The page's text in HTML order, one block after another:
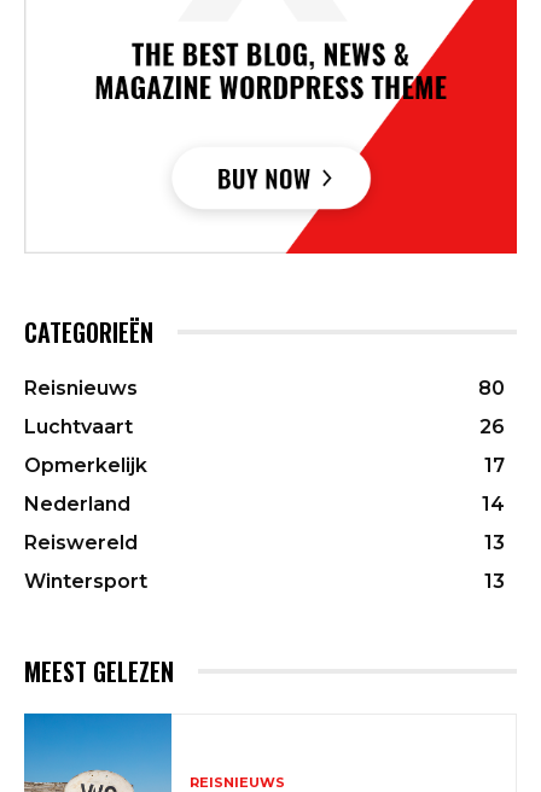
CATEGORIEËN
Reisnieuws
80
Luchtvaart
26
Opmerkelijk
17
Nederland
14
Reiswereld
13
Wintersport
13
MEEST GELEZEN
REISNIEUWS